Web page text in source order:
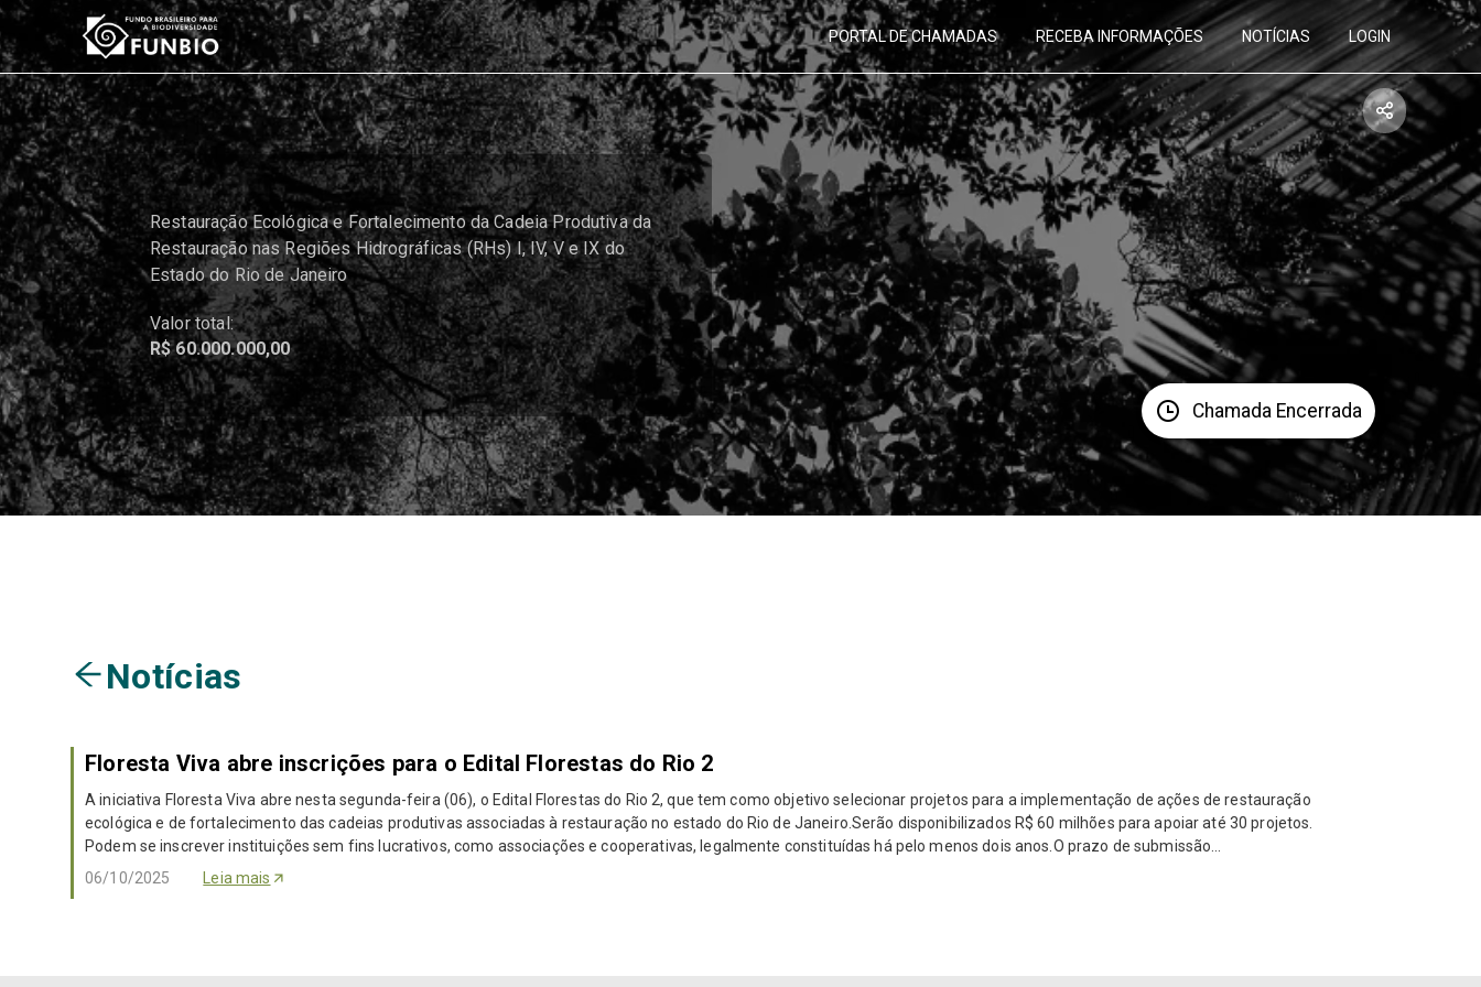
PORTAL DE CHAMADAS RECEBA INFORMAÇÕES NOTÍCIAS LOGIN
Restauração Ecológica e Fortalecimento da Cadeia Produtiva da
Restauração nas Regiões Hidrográficas (RHs) I, IV, V e IX do
Estado do Rio de Janeiro
Valor total:
R$ 60.000.000,00
Chamada Encerrada
Notícias
Floresta Viva abre inscrições para o Edital Florestas do Rio 2
A iniciativa Floresta Viva abre nesta segunda-feira (06), o Edital Florestas do Rio 2, que tem como objetivo selecionar projetos para a implementação de ações de restauração
ecológica e de fortalecimento das cadeias produtivas associadas à restauração no estado do Rio de Janeiro.Serão disponibilizados R$ 60 milhões para apoiar até 30 projetos.
Podem se inscrever instituições sem fins lucrativos, como associações e cooperativas, legalmente constituídas há pelo menos dois anos.O prazo de submissão...
06/10/2025
Leia mais